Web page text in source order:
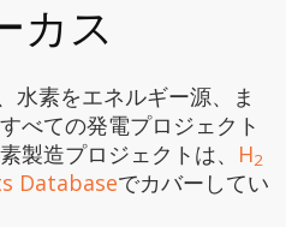
カス
素をエネルギー源、ま
べての発電プロジェクト
製造プロジェクトは、 H2
Databaseでカバーしてい